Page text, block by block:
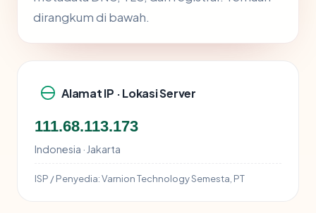
dirangkum di bawah.
Alamat IP · Lokasi Server
111.68.113.173
Indonesia · Jakarta
ISP / Penyedia:Varnion Technology Semesta, PT